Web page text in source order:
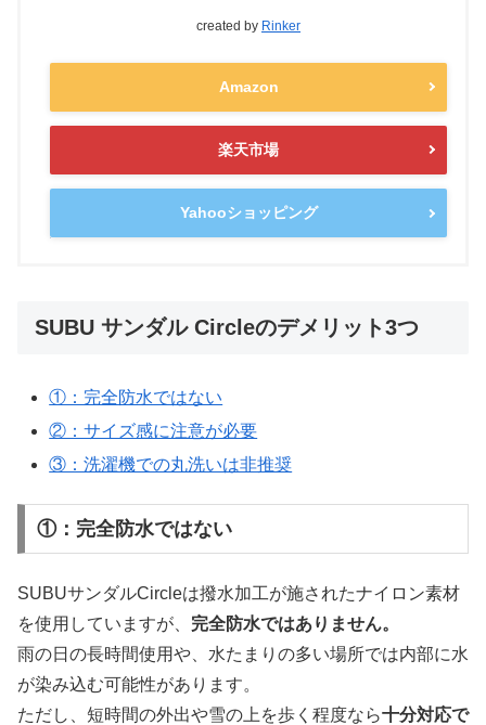
created by Rinker
Amazon
楽天市場
Yahooショッピング
SUBU サンダル Circleのデメリット3つ
①：完全防水ではない
②：サイズ感に注意が必要
③：洗濯機での丸洗いは非推奨
①：完全防水ではない
SUBUサンダルCircleは撥水加工が施されたナイロン素材
を使用していますが、 完全防水ではありません。
雨の日の長時間使用や、水たまりの多い場所では内部に水
が染み込む可能性があります。
ただし、短時間の外出や雪の上を歩く程度なら十分対応で